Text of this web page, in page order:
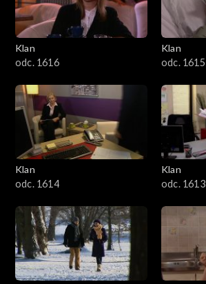
Klan
odc. 1616
Klan
odc. 1615
Klan
odc. 1614
Klan
odc. 1613